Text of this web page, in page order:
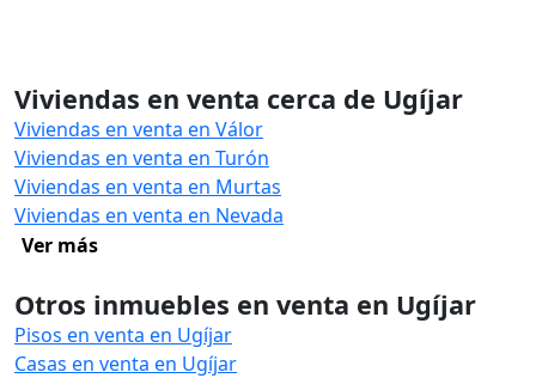
Viviendas en venta cerca de Ugíjar
Viviendas en venta en Válor
Viviendas en venta en Turón
Viviendas en venta en Murtas
Viviendas en venta en Nevada
Ver más
Otros inmuebles en venta en Ugíjar
Pisos en venta en Ugíjar
Casas en venta en Ugíjar